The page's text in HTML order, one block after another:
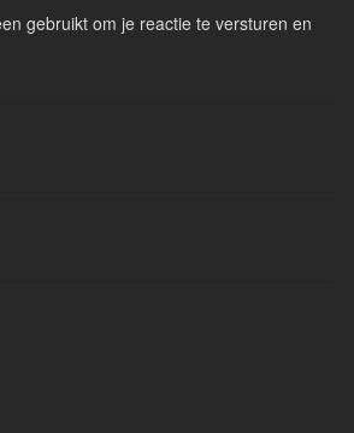
gebruikt om je reactie te versturen en